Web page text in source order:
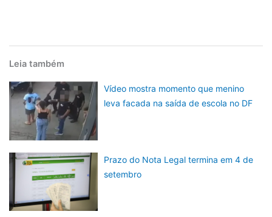
Leia também
Vídeo mostra momento que menino
leva facada na saída de escola no DF
Prazo do Nota Legal termina em 4 de
setembro